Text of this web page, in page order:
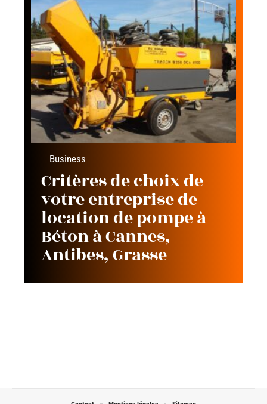
Business
Critères de choix de
votre entreprise de
location de pompe à
Béton à Cannes,
Antibes, Grasse